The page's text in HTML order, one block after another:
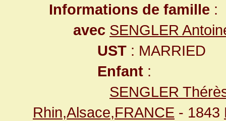
Informations de famille :
avec SENGLER
UST : MARRIED
Enfant :
SENGLER
Rhin,Alsace,FRANCE - 1843